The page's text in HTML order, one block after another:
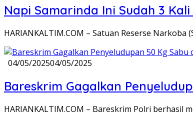
Napi Samarinda Ini Sudah 3
HARIANKALTIM.COM – Satuan Reserse
04/05/202504/05/2025
Bareskrim Gagalkan
HARIANKALTIM.COM – Bareskrim Polri